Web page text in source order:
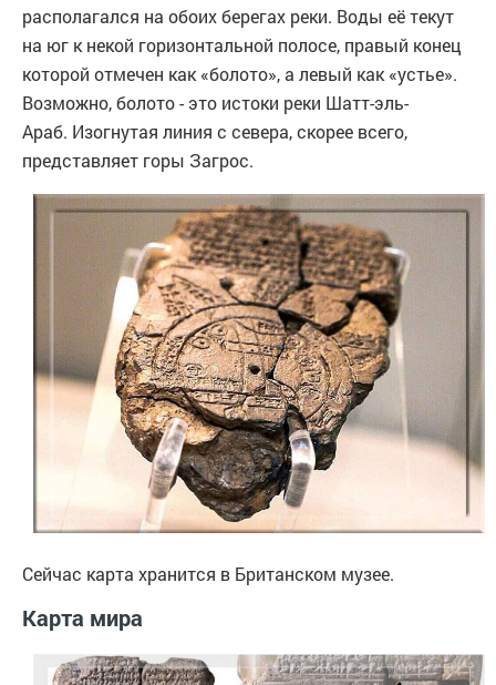
располагался на обоих берегах реки. Воды её текут
на юг к некой горизонтальной полосе, правый конец
которой отмечен как «болото», а левый как «устье».
Возможно, болото - это истоки реки Шатт-эль-
Араб. Изогнутая линия с севера, скорее всего,
представляет горы Загрос.
Сейчас карта хранится в Британском музее.
Карта мира